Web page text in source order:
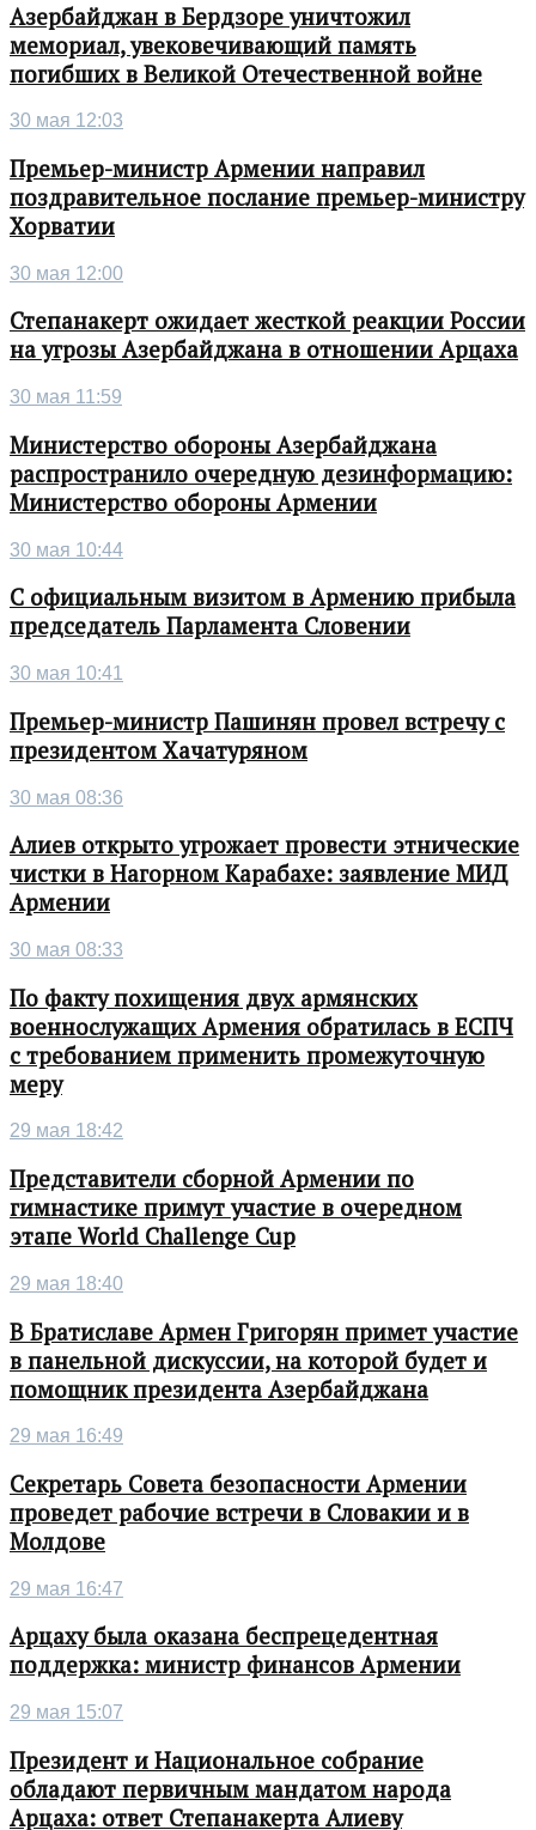
Азербайджан в Бердзоре уничтожил
мемориал, увековечивающий память
погибших в Великой Отечественной войне
30 мая 12:03
Премьер-министр Армении направил
поздравительное послание премьер-министру
Хорватии
30 мая 12:00
Степанакерт ожидает жесткой реакции России
на угрозы Азербайджана в отношении Арцаха
30 мая 11:59
Министерство обороны Азербайджана
распространило очередную дезинформацию:
Министерство обороны Армении
30 мая 10:44
С официальным визитом в Армению прибыла
председатель Парламента Словении
30 мая 10:41
Премьер-министр Пашинян провел встречу с
президентом Хачатуряном
30 мая 08:36
Алиев открыто угрожает провести этнические
чистки в Нагорном Карабахе: заявление МИД
Армении
30 мая 08:33
По факту похищения двух армянских
военнослужащих Армения обратилась в ЕСПЧ
с требованием применить промежуточную
меру
29 мая 18:42
Представители сборной Армении по
гимнастике примут участие в очередном
этапе World Challenge Cup
29 мая 18:40
В Братиславе Армен Григорян примет участие
в панельной дискуссии, на которой будет и
помощник президента Азербайджана
29 мая 16:49
Секретарь Совета безопасности Армении
проведет рабочие встречи в Словакии и в
Молдове
29 мая 16:47
Арцаху была оказана беспрецедентная
поддержка: министр финансов Армении
29 мая 15:07
Президент и Национальное собрание
обладают первичным мандатом народа
Арцаха: ответ Степанакерта Алиеву